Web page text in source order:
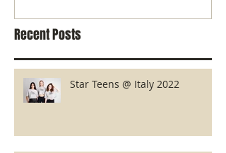
Recent Posts
Star Teens @ Italy 2022